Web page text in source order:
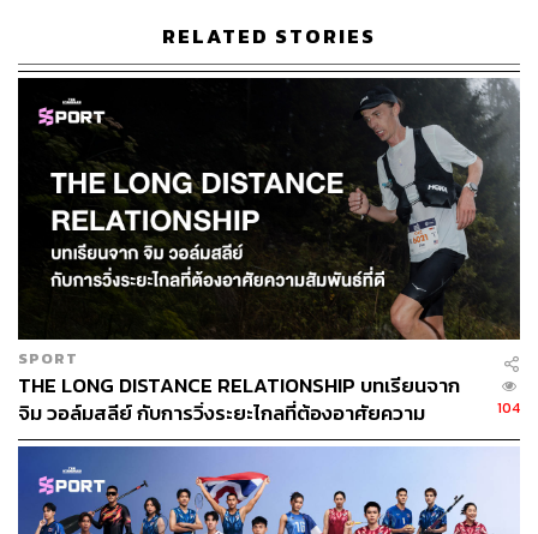
RELATED STORIES
SPORT
THE LONG DISTANCE RELATIONSHIP บทเรียนจาก
จิม วอล์มสลีย์ กับการวิ่งระยะไกลที่ต้องอาศัยความ
สัมพันธ์ที่ดี
104